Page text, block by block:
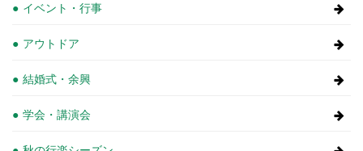
イベント・行事
アウトドア
結婚式・余興
学会・講演会